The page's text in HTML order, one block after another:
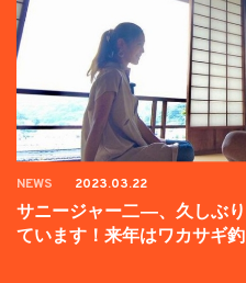
NEWS 2023.03.22
サニージャー二―、久しぶ
ています！来年はワカサギ